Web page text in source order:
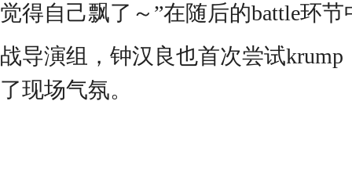
觉得自己飘了～”在随后的battle环
战导演组，钟汉良也首次尝试
了现场气氛。